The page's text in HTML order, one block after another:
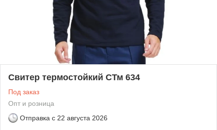
Свитер термостойкий СТм 634
Под заказ
Опт и розница
Отправка с 22 августа 2026